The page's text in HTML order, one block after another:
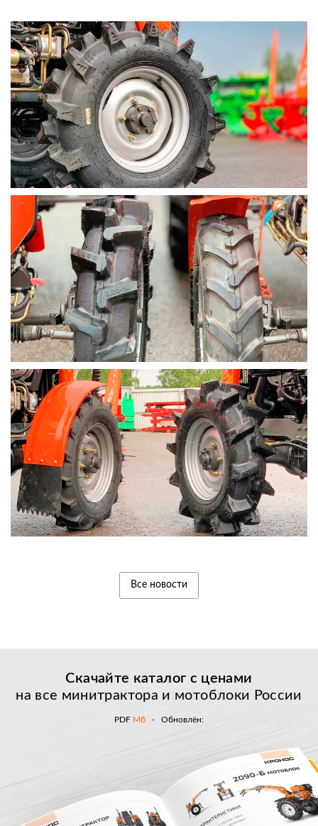
Все новости
Скачайте каталог с ценами
на все минитрактора и мотоблоки России
PDF Мб Обновлён: